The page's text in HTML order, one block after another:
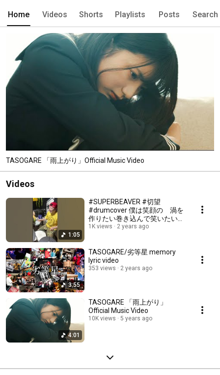
Home Videos Shorts Playlists Posts Search
TASOGARE 「雨上がり」Official Music Video
Videos
1:05
#SUPERBEAVER #切望
#drumcover 僕は笑顔の 渦を
作りたい巻き込んで笑いたい
#不屈のドラマー #斎藤佑太
1K views 2 years ago
3:55
TASOGARE/劣等星 memory
lyric video
353 views 2 years ago
4:01
TASOGARE 「雨上がり」
Official Music Video
10K views 5 years ago